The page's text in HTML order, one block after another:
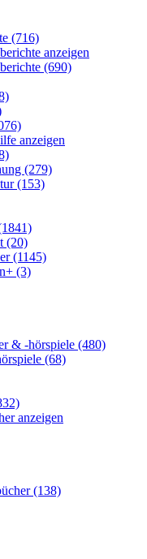
(716)
anzeigen
(690)
anzeigen
(279)
(153)
(20)
(1145)
(3)
& -hörspiele (480)
(68)
anzeigen
(138)